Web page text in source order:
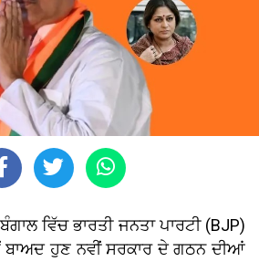
ਵਿੱਚ ਭਾਰਤੀ ਜਨਤਾ ਪਾਰਟੀ (BJP)
ਬਾਅਦ ਹੁਣ ਨਵੀਂ ਸਰਕਾਰ ਦੇ ਗਠਨ ਦੀਆਂ